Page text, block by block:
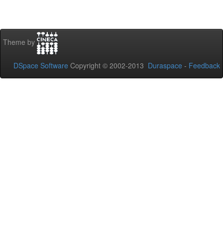
Theme by
DSpace Software Copyright © 2002-2013 Duraspace - Feedback